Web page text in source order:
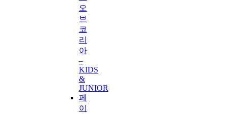
오
브
코
리
아
–
KIDS
&
JUNIOR
페
이